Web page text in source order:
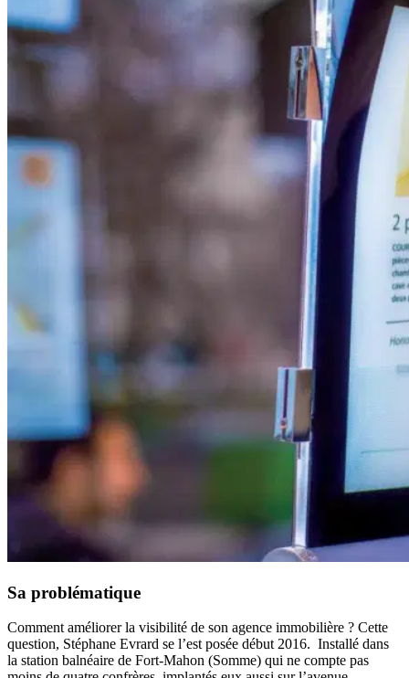
Sa problématique
Comment améliorer la visibilité de son agence immobilière ? Cette
question, Stéphane Evrard se l’est posée début 2016. Installé dans
la station balnéaire de Fort-Mahon (Somme) qui ne compte pas